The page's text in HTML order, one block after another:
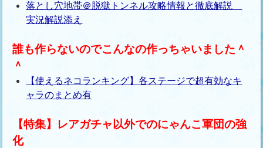
落とし穴地帯＠脱獄トンネル攻略情報と徹底解説
実況解説添え
誰も作らないのでこんなの作っちゃいました＾
＾
【使えるネコランキング】各ステージで超有効なキ
ャラのまとめ有
【特集】レアガチャ以外でのにゃんこ軍団の強
化